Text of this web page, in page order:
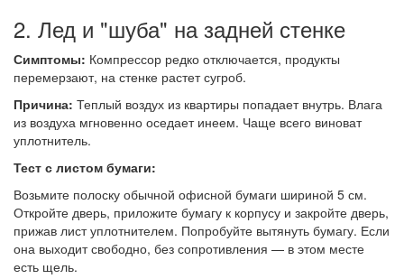
2. Лед и "шуба" на задней стенке
Симптомы: Компрессор редко отключается, продукты
перемерзают, на стенке растет сугроб.
Причина: Теплый воздух из квартиры попадает внутрь. Влага
из воздуха мгновенно оседает инеем. Чаще всего виноват
уплотнитель.
Тест с листом бумаги:
Возьмите полоску обычной офисной бумаги шириной 5 см.
Откройте дверь, приложите бумагу к корпусу и закройте дверь,
прижав лист уплотнителем. Попробуйте вытянуть бумагу. Если
она выходит свободно, без сопротивления — в этом месте
есть щель.